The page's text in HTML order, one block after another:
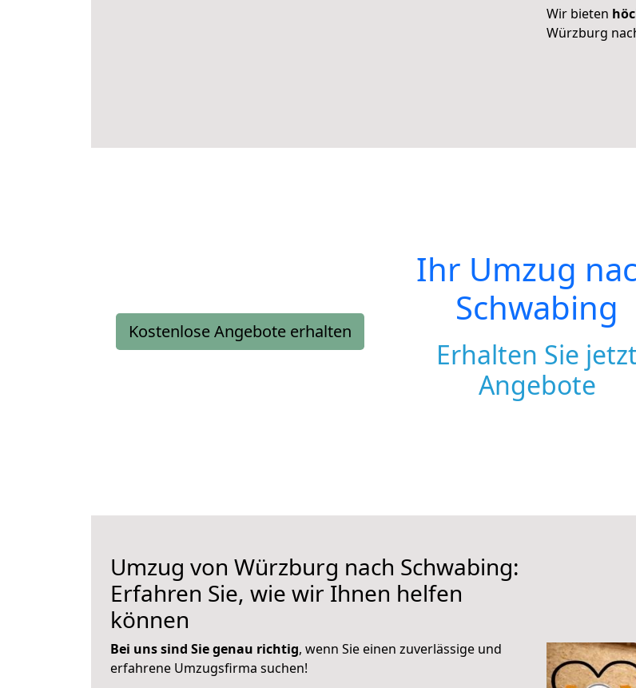
Wir bieten
Würzburg
Kostenlose Angebote erhalten
Ihr Umzug
Schwabing
Erhalten Sie jetzt
Angebote
Umzug von Würzburg nach Schwabing:
Erfahren Sie, wie wir Ihnen helfen
können
Bei uns sind Sie genau richtig, wenn Sie einen zuverlässige und
erfahrene Umzugsfirma suchen!